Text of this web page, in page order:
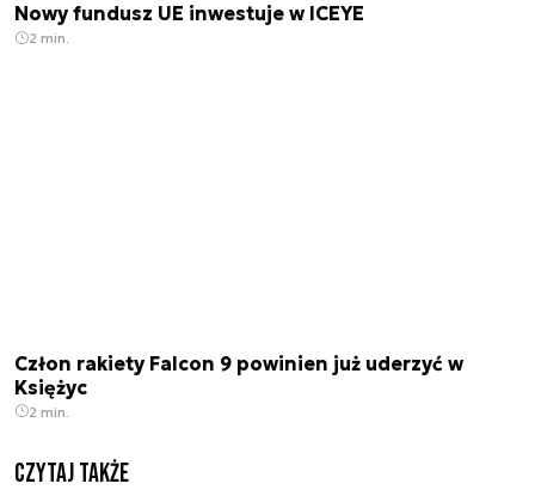
Nowy fundusz UE inwestuje w ICEYE
2 min.
Człon rakiety Falcon 9 powinien już uderzyć w
Księżyc
2 min.
Czytaj także